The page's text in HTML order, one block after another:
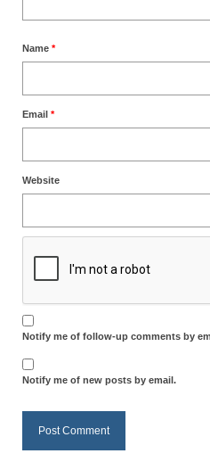
Name *
Email *
Website
Notify me of follow-up comments by
Notify me of new posts by email.